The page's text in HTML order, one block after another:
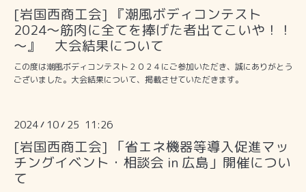
[岩国西商工会] 『潮風ボディコンテスト
2024～筋肉に全てを捧げた者出てこいや！！
～』 大会結果について
この度は潮風ボディコンテスト２０２４にご参加いただき、誠にありがとう
ございました。大会結果について、掲載させていただきます。
2024/ 10/ 25 11:26
[岩国西商工会] 「省エネ機器等導入促進マッ
チングイベント・相談会 in 広島」開催につい
て